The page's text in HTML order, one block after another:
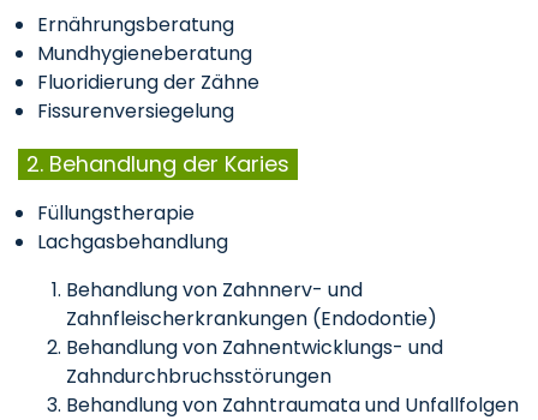
Ernährungsberatung
Mundhygieneberatung
Fluoridierung der Zähne
Fissurenversiegelung
2. Behandlung der Karies
Füllungstherapie
Lachgasbehandlung
Behandlung von Zahnnerv- und
Zahnfleischerkrankungen (Endodontie)
Behandlung von Zahnentwicklungs- und
Zahndurchbruchsstörungen
Behandlung von Zahntraumata und Unfallfolgen